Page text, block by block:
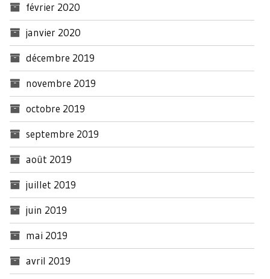
février 2020
janvier 2020
décembre 2019
novembre 2019
octobre 2019
septembre 2019
août 2019
juillet 2019
juin 2019
mai 2019
avril 2019